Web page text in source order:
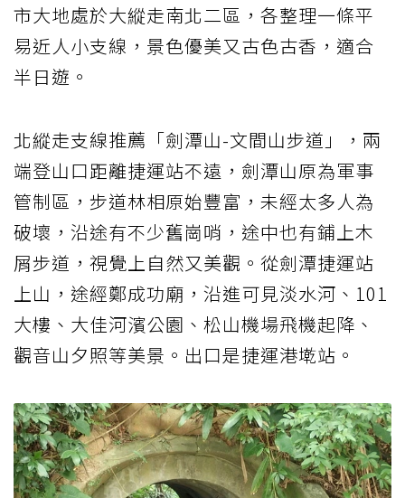
市大地處於大縱走南北二區，各整理一條平
易近人小支線，景色優美又古色古香，適合
半日遊。
北縱走支線推薦「劍潭山-文間山步道」，兩
端登山口距離捷運站不遠，劍潭山原為軍事
管制區，步道林相原始豐富，未經太多人為
破壞，沿途有不少舊崗哨，途中也有鋪上木
屑步道，視覺上自然又美觀。從劍潭捷運站
上山，途經鄭成功廟，沿進可見淡水河、101
大樓、大佳河濱公園、松山機場飛機起降、
觀音山夕照等美景。出口是捷運港墘站。